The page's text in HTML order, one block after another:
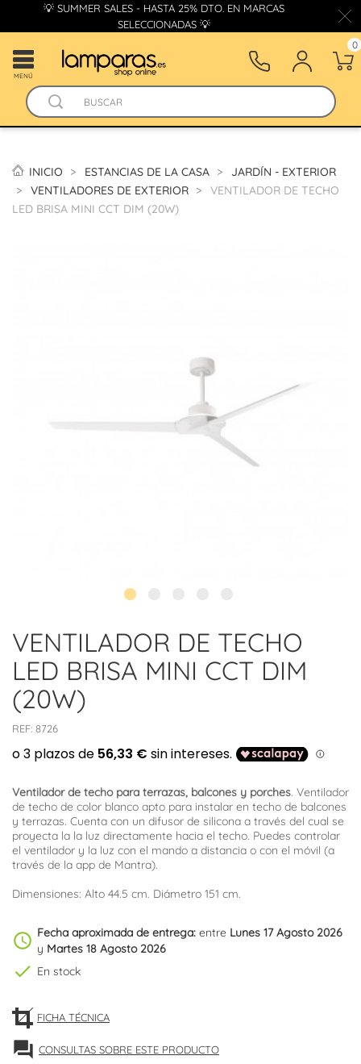
💡 SUMMER SALES - HASTA 25% DTO. EN MARCAS
SELECCIONADAS 💡
MENÚ
0
INICIO ESTANCIAS DE LA CASA
JARDÍN - EXTERIOR
VENTILADORES DE EXTERIOR
VENTILADOR DE TECHO
LED BRISA MINI CCT DIM (20W)
VENTILADOR DE TECHO
LED BRISA MINI CCT DIM
(20W)
REF: 8726
Ventilador de techo para terrazas, balcones y porches. Ventilador
de techo de color blanco apto para instalar en techo de balcones
y terrazas. Cuenta con un difusor de silicona a través del cual se
proyecta la la luz directamente hacia el techo. Puedes controlar
el ventilador y la luz con el mando a distancia o con el móvil (a
través de la app de Mantra).
Dimensiones: Alto 44.5 cm. Diámetro 151 cm.
schedule Fecha aproximada de entrega: entre Lunes 17 Agosto 2026
y Martes 18 Agosto 2026
check En stock
FICHA TÉCNICA
forum CONSULTAS SOBRE ESTE PRODUCTO